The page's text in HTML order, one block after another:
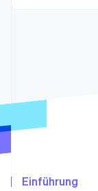
Identity
Einführung